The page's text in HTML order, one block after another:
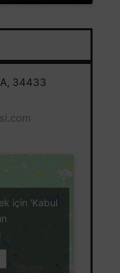
34433
için 'Kabul